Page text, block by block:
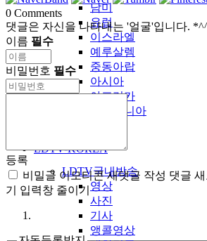
남미
유럽
이스라엘
예루살렘
중동아랍
아시아
아프리카
오세아니아
LDTV-KOREA
LDTV국내방송
영상
사진
기사
앵콜영상
0 Comments
댓글은 자신을 나타내는 '얼굴'입니다.
이름 필수
비밀번호 필수
등록
비밀글 이모티콘 새댓글 작성 댓글
기
입력창 줄이기